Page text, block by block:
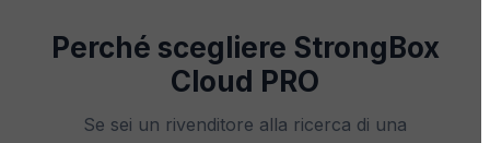
Perché scegliere StrongBox
Cloud PRO
Se sei un rivenditore alla ricerca di una